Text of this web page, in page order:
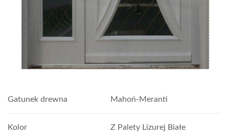
Gatunek drewna Mahoń-Meranti
Kolor Z Palety Lizurej Białe